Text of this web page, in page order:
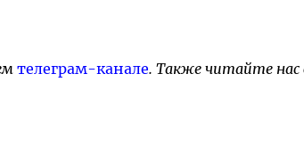
телеграм-канале. Также читайте нас